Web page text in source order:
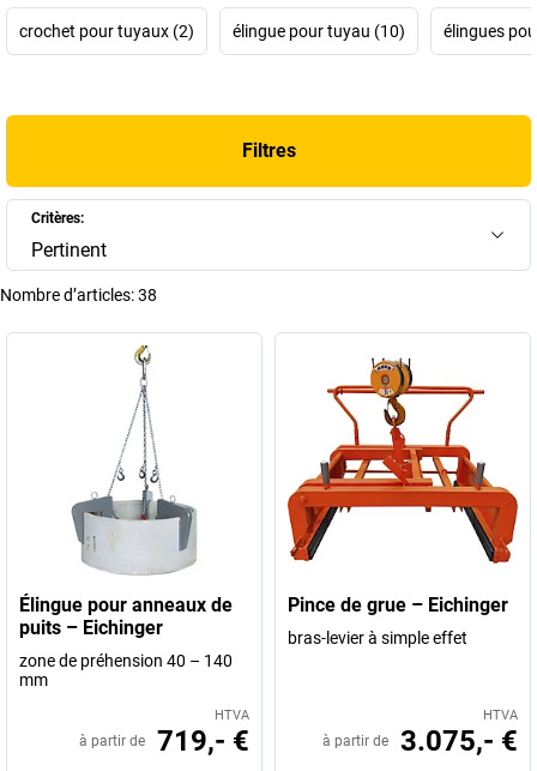
tuyaux robustes pour différents domaines d'application, qui se
pour regards afin que vous puissiez trouver la solution adaptée à
fonctionnement fiable et un travail en toute sécurité même dans les
+Afficher plus
crochet pour tuyaux (2) élingue pour tuyau (10) élingues
Filtres
Critères:
Pertinent
Nombre d’articles:38
Élingue pour anneaux de
puits – Eichinger
zone de préhension 40 – 140
mm
HTVA
à partir de 719,- €
Pince de grue – Eichinger
bras-levier à simple effet
HTVA
à partir de 3.075,- €